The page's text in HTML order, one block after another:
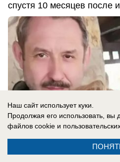
спустя 10 месяцев после
Наш сайт использует куки.
Продолжая его использовать, вы
файлов cookie и